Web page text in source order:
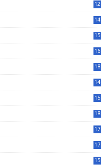
12
14
15
16
18
14
15
18
17
17
15